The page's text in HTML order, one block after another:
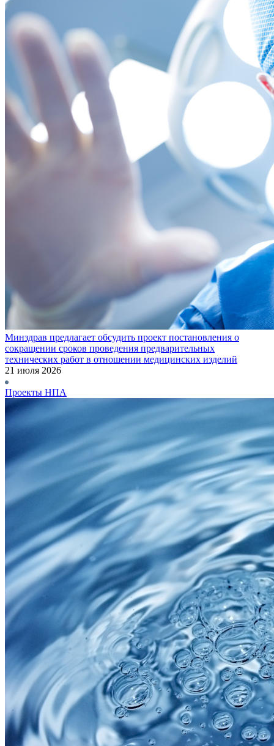
Минздрав предлагает обсудить проект постановления о
сокращении сроков проведения предварительных
технических работ в отношении медицинских изделий
21 июля 2026
Проекты НПА